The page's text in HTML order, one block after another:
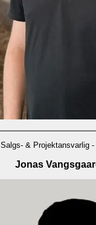
Salgs- & Projektansvarlig
Jonas